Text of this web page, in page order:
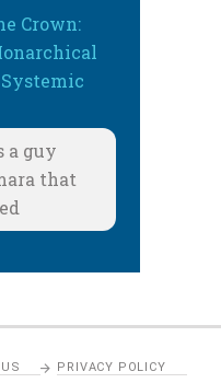
Crown:
a guy
that
PRIVACY POLICY